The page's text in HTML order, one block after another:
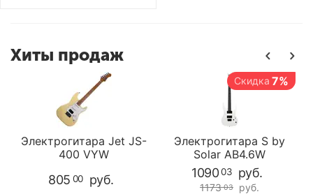
Хиты продаж
Электрогитара Jet JS-
400 VYW
805 00 руб.
Скидка 7%
Электрогитара S by
Solar AB4.6W
1173 03 руб.
109003 руб.